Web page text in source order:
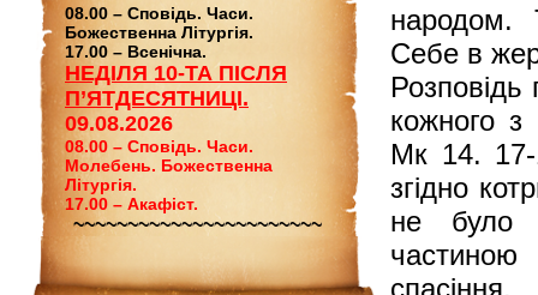
08.00 – Сповідь. Часи.
Божественна Літургія.
17.00 – Всенічна.
НЕДІЛЯ 10-ТА ПІСЛЯ
П’ЯТДЕСЯТНИЦІ.
09.08.2026
08.00 – Сповідь. Часи.
Молебень. Божественна
Літургія.
17.00 – Акафіст.
~~~~~~~~~~~~~~~~~~~~~~~
народом.
Себе в
кожного з
Мк 14.
згідно
не було
частиною